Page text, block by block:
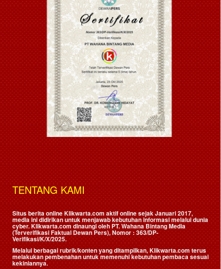
TENTANG KAMI
Situs berita online Klikwarta.com aktif online sejak Januari 2017,
media ini didirikan untuk menjawab kebutuhan informasi melalui dunia
cyber. Klikwarta.com dinaungi oleh PT. Wahana Bintang Media
(Terverifikasi Faktual Dewan Pers), Nomor : 363/DP-
Verifikasi/K/X/2025.
Melalui berbagai rubrik/konten yang ditampilkan, Klikwarta.com terus
melakukan pembenahan untuk memenuhi kebutuhan pembaca sesuai
kekiniannya.